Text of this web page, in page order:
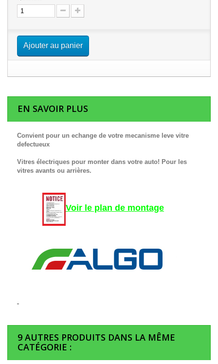
Ajouter au panier
EN SAVOIR PLUS
Convient pour un echange de votre mecanisme leve vitre
defectueux
Vitres électriques pour monter dans votre auto! Pour les
vitres avants ou arrières.
Voir le plan de montage
9 AUTRES PRODUITS DANS LA MÊME
CATÉGORIE :